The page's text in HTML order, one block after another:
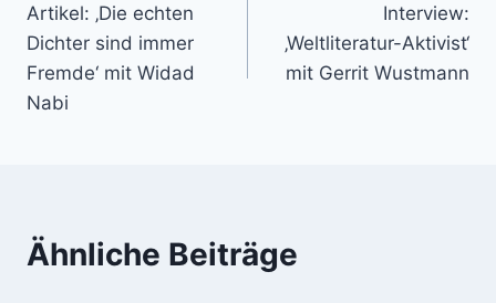
Artikel: ‚Die echten
Dichter sind immer
Fremde‘ mit Widad
Nabi
Interview:
‚Weltliteratur-Aktivist‘
mit Gerrit Wustmann
Ähnliche Beiträge